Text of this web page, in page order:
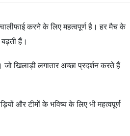
करने के लिए महत्वपूर्ण है। हर मैच के
हैं।
खिलाड़ी लगातार अच्छा प्रदर्शन करते हैं
और टीमों के भविष्य के लिए भी महत्वपूर्ण